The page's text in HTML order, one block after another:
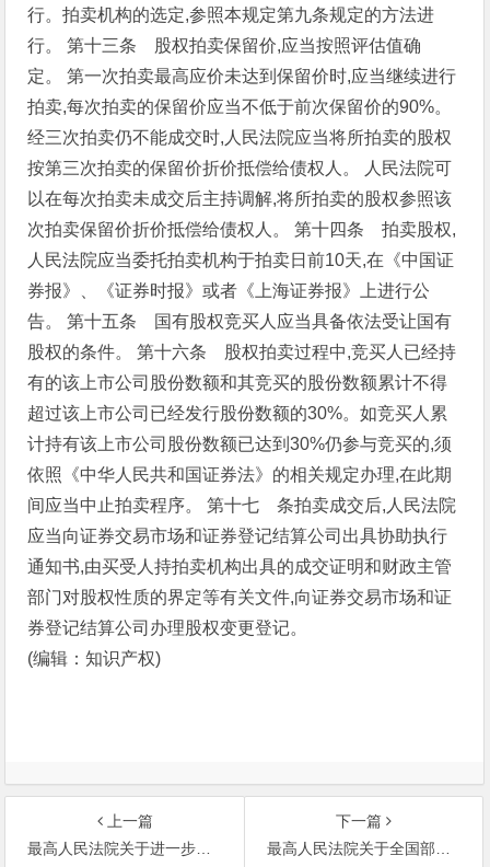
行。拍卖机构的选定,参照本规定第九条规定的方法进
行。
第十三条 股权拍卖保留价,应当按照评估值确
定。
第一次拍卖最高应价未达到保留价时,应当继续进行
拍卖,每次拍卖的保留价应当不低于前次保留价的90%。
经三次拍卖仍不能成交时,人民法院应当将所拍卖的股权
按第三次拍卖的保留价折价抵偿给债权人。
人民法院可
以在每次拍卖未成交后主持调解,将所拍卖的股权参照该
次拍卖保留价折价抵偿给债权人。
第十四条 拍卖股权,
人民法院应当委托拍卖机构于拍卖日前10天,在《中国证
券报》、《证券时报》或者《上海证券报》上进行公
告。
第十五条 国有股权竞买人应当具备依法受让国有
股权的条件。
第十六条 股权拍卖过程中,竞买人已经持
有的该上市公司股份数额和其竞买的股份数额累计不得
超过该上市公司已经发行股份数额的30%。如竞买人累
计持有该上市公司股份数额已达到30%仍参与竞买的,须
依照《中华人民共和国证券法》的相关规定办理,在此期
间应当中止拍卖程序。
第十七 条拍卖成交后,人民法院
应当向证券交易市场和证券登记结算公司出具协助执行
通知书,由买受人持拍卖机构出具的成交证明和财政主管
部门对股权性质的界定等有关文件,向证券交易市场和证
券登记结算公司办理股权变更登记。
(编辑：知识产权)
上一篇
最高人民法院关于进一步加强知识产权司法保护
下一篇
最高人民法院关于全国部分法院知识产权审判工